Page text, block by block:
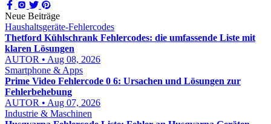
Neue Beiträge
Haushaltsgeräte-Fehlercodes
Thetford Kühlschrank Fehlercodes: die umfassende Liste mit
klaren Lösungen
AUTOR • Aug 08, 2026
Smartphone & Apps
Prime Video Fehlercode 0 6: Ursachen und Lösungen zur
Fehlerbehebung
AUTOR • Aug 07, 2026
Industrie & Maschinen